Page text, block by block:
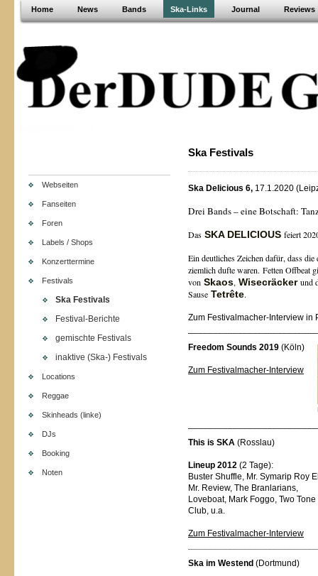
Home News Bands Ska-Links Journal Reviews
Webseiten
Fanseiten
Foren
Labels / Shops
Konzerttermine
Festivals
Ska Festivals
Festival-Berichte
gemischte Festivals
inaktive (Ska-) Festivals
Locations
Reggae
Skinheads (linke)
DJs
Booking
Noten
Ska Festivals
Ska Delicious 6, 17.1.2020
Drei Bands – eine Botschaft:
Das SKA DELICIOUS feiert
Ein deutliches Zeichen dafür, dass die
ziemlich dufte waren. Fetten Offbeat
von Skaos, Wisecräckerund
Sause Tetrête.
Zum Festivalmacher-Interview in
Freedom Sounds 2019 (Köln)
Zum Festivalmacher-Interview
This is SKA (Rosslau)
Lineup 2012 (2 Tage):
Buster Shuffle, Mr. Symarip Roy
Mr. Review, The Branlarians,
Loveboat, Mark Foggo, Two Tone
Club, u.a.
Zum Festivalmacher-Interview
Ska im Westend (Dortmund)